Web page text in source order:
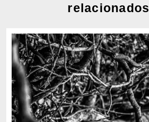
relacionados